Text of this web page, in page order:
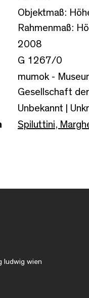
Objektmaß:
Rahmenmaß:
2008
G 1267/0
mumok -
Gesellschaft
Unbekannt |
Spiluttini,
ludwig wien